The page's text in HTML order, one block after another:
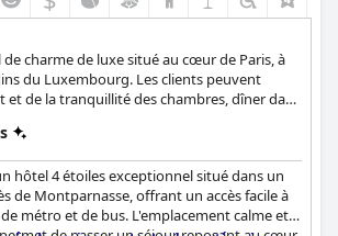
de charme de luxe situé au cœur de Paris, à
du Luxembourg. Les clients peuvent
de la tranquillité des chambres, dîner dans
moment de détente dans la ville la plus
hôtel 4 étoiles exceptionnel situé dans un
de Montparnasse, offrant un accès facile à
métro et de bus. L'emplacement calme et